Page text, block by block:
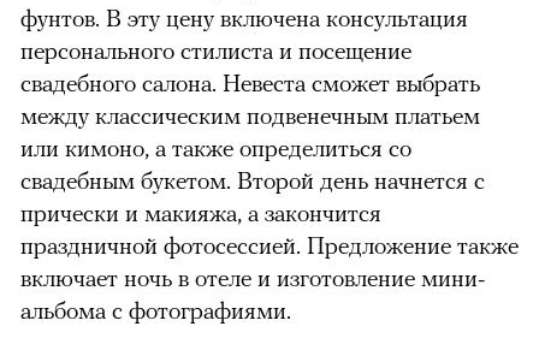
фунтов. В эту цену включена консультация
персонального стилиста и посещение
свадебного салона. Невеста сможет выбрать
между классическим подвенечным платьем
или кимоно, а также определиться со
свадебным букетом. Второй день начнется с
прически и макияжа, а закончится
праздничной фотосессией. Предложение также
включает ночь в отеле и изготовление мини-
альбома с фотографиями.